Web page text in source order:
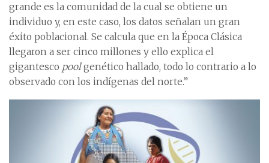
grande es la comunidad de la cual se obtiene un
individuo y, en este caso, los datos señalan un gran
éxito poblacional. Se calcula que en la Época Clásica
llegaron a ser cinco millones y ello explica el
gigantesco poolgenético hallado, todo lo contrario a lo
observado con los indígenas del norte.”